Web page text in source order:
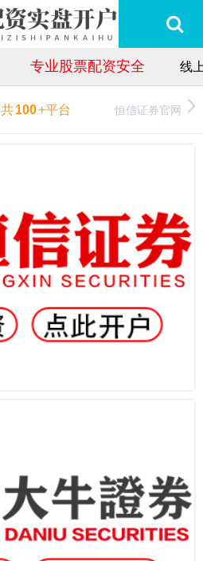
专业股票配资安全 线
共100+平台 恒信证券官网